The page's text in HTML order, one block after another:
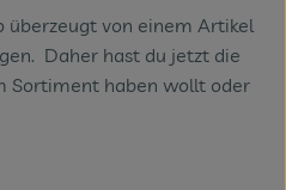
überzeugt von einem Artikel
Daher hast du jetzt die
Sortiment haben wollt oder